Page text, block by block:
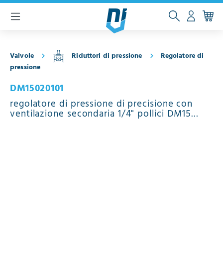
principale
Valvole Riduttori di pressione
Regolatore di
pressione
DM15020101
regolatore di pressione di precisione con
ventilazione secondaria 1/4" pollici DM15